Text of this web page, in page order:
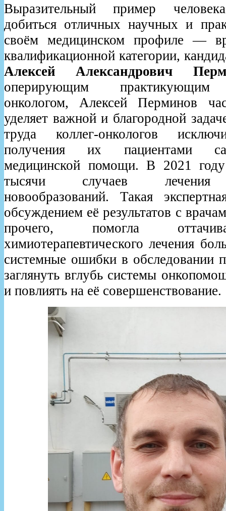
Выразительный пример
добиться отличных научных и
своём медицинском профиле —
квалификационной категории,
Алексей Александрович
оперирующим практикующим
онкологом, Алексей Перминов
уделяет важной и благородной
труда коллег-онкологов
получения их пациентами
медицинской помощи. В 2021
тысячи случаев лечения
новообразований. Такая
обсуждением её результатов с
прочего, помогла
химиотерапевтического лечения
системные ошибки в обследовании
заглянуть вглубь системы
и повлиять на её совершенствование.